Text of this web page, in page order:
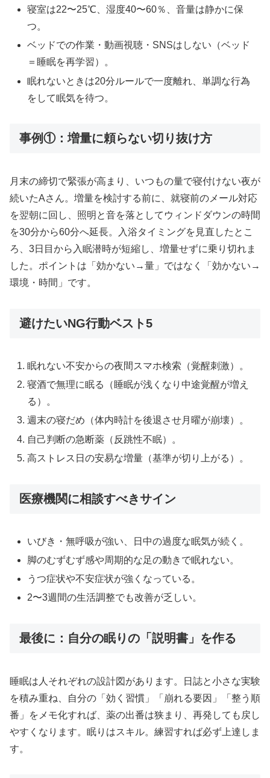
寝室は22〜25℃、湿度40〜60％、音量は静かに保
つ。
ベッドでの作業・動画視聴・SNSはしない（ベッド
＝睡眠を再学習）。
眠れないときは20分ルールで一度離れ、単調な行為
をして眠気を待つ。
事例①：増量に頼らない切り抜け方
月末の締切で緊張が高まり、いつもの量で寝付けない夜が
続いたAさん。増量を検討する前に、就寝前のメール対応
を翌朝に回し、照明と音を落としてウィンドダウンの時間
を30分から60分へ延長。入浴タイミングを見直したとこ
ろ、3日目から入眠潜時が短縮し、増量せずに乗り切れま
した。ポイントは「効かない→量」ではなく「効かない→
環境・時間」です。
避けたいNG行動ベスト5
眠れない不安からの夜間スマホ検索（覚醒刺激）。
寝酒で無理に眠る（睡眠が浅くなり中途覚醒が増え
る）。
週末の寝だめ（体内時計を後退させ月曜が崩壊）。
自己判断の急断薬（反跳性不眠）。
高ストレス日の安易な増量（基準が切り上がる）。
医療機関に相談すべきサイン
いびき・無呼吸が強い、日中の過度な眠気が続く。
脚のむずむず感や周期的な足の動きで眠れない。
うつ症状や不安症状が強くなっている。
2〜3週間の生活調整でも改善が乏しい。
最後に：自分の眠りの「説明書」を作る
睡眠は人それぞれの設計図があります。日誌と小さな実験
を積み重ね、自分の「効く習慣」「崩れる要因」「整う順
番」をメモ化すれば、薬の出番は狭まり、再発しても戻し
やすくなります。眠りはスキル。練習すれば必ず上達しま
す。